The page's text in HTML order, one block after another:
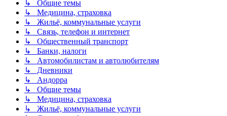
↳ Общие темы
↳ Медицина, страховка
↳ Жильё, коммунальные услуги
↳ Связь, телефон и интернет
↳ Общественный транспорт
↳ Банки, налоги
↳ Автомобилистам и автолюбителям
↳ Дневники
↳ Андорра
↳ Общие темы
↳ Медицина, страховка
↳ Жильё, коммунальные услуги